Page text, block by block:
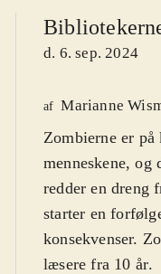
d. 6. sep. 2024
af Marianne
Zombierne er
menneskene, og
redder en dreng
starter en
konsekvenser.
læsere fra 10 år.